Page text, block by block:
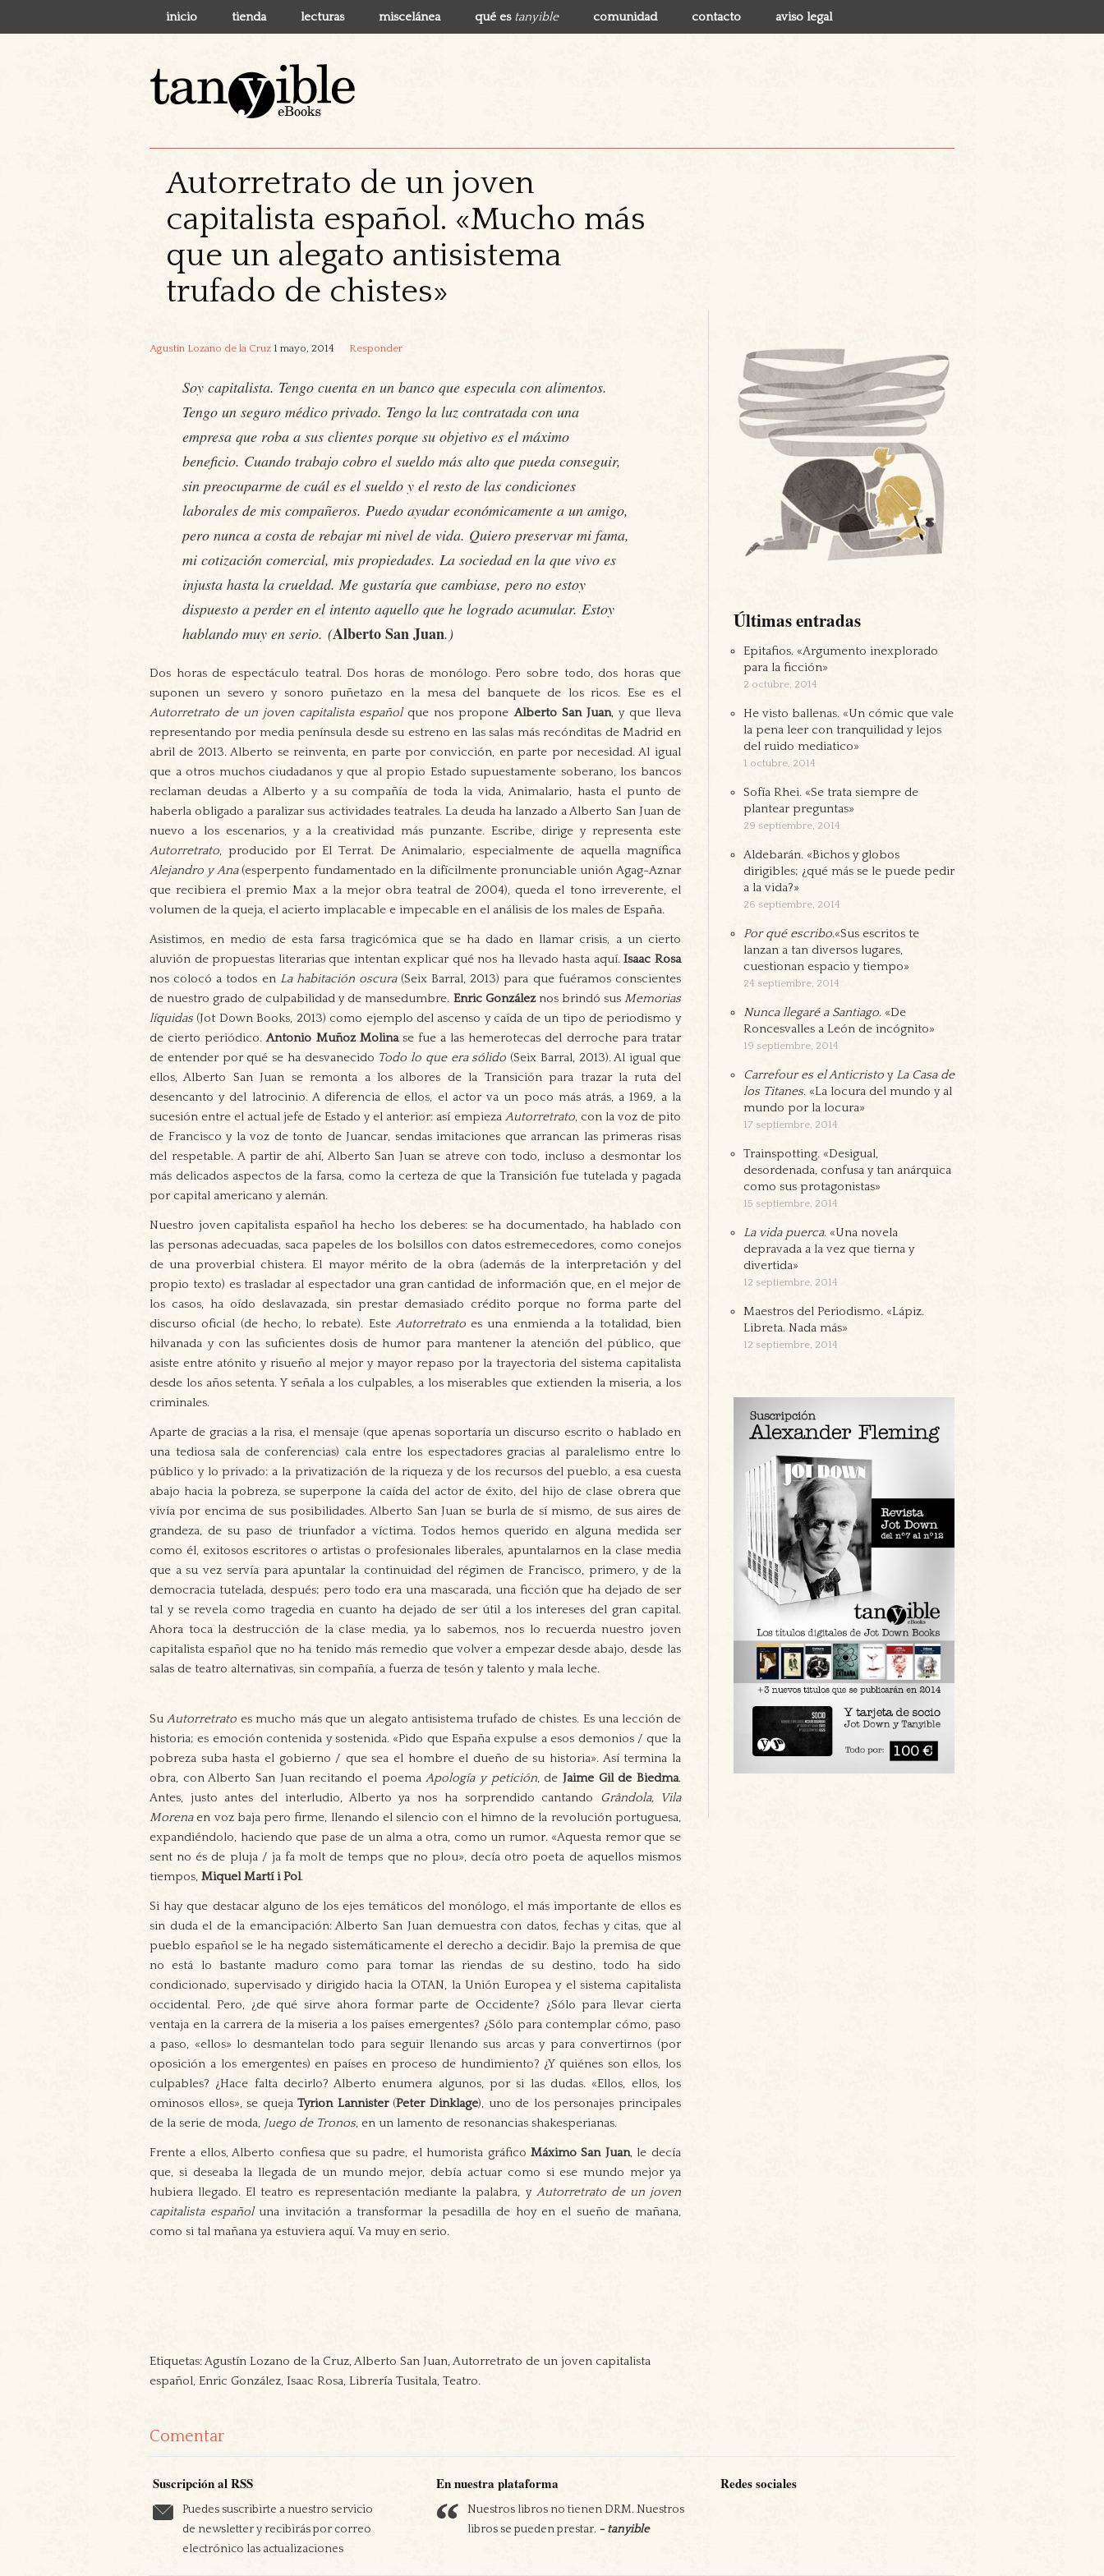
inicio tienda lecturas miscelánea qué es tanyible comunidad contacto aviso legal
Autorretrato de un joven
capitalista español. «Mucho más
que un alegato antisistema
trufado de chistes»
Agustín Lozano de la Cruz 1 mayo, 2014 Responder
Soy capitalista. Tengo cuenta en un banco que especula con alimentos.
Tengo un seguro médico privado. Tengo la luz contratada con una
empresa que roba a sus clientes porque su objetivo es el máximo
beneficio. Cuando trabajo cobro el sueldo más alto que pueda conseguir,
sin preocuparme de cuál es el sueldo y el resto de las condiciones
laborales de mis compañeros. Puedo ayudar económicamente a un amigo,
pero nunca a costa de rebajar mi nivel de vida. Quiero preservar mi fama,
mi cotización comercial, mis propiedades. La sociedad en la que vivo es
injusta hasta la crueldad. Me gustaría que cambiase, pero no estoy
dispuesto a perder en el intento aquello que he logrado acumular. Estoy
hablando muy en serio. (Alberto San Juan.)
Dos horas de espectáculo teatral. Dos horas de monólogo. Pero sobre todo, dos horas que
suponen un severo y sonoro puñetazo en la mesa del banquete de los ricos. Ese es el
Autorretrato de un joven capitalista españolque nos proponeAlberto San Juan, y que lleva
representando por media península desde su estreno en las salas más recónditas de Madrid en
abril de 2013. Alberto se reinventa, en parte por convicción, en parte por necesidad. Al igual
que a otros muchos ciudadanos y que al propio Estado supuestamente soberano, los bancos
reclaman deudas a Alberto y a su compañía de toda la vida, Animalario, hasta el punto de
haberla obligado a paralizar sus actividades teatrales. La deuda ha lanzado a Alberto San Juan de
nuevo a los escenarios, y a la creatividad más punzante. Escribe, dirige y representa este
Autorretrato, producido por El Terrat. De Animalario, especialmente de aquella magnífica
Alejandro y Ana(esperpento fundamentado en la difícilmente pronunciable unión Agag-Aznar
que recibiera el premio Max a la mejor obra teatral de 2004), queda el tono irreverente, el
volumen de la queja, el acierto implacable e impecable en el análisis de los males de España.
Asistimos, en medio de esta farsa tragicómica que se ha dado en llamar crisis, a un cierto
aluvión de propuestas literarias que intentan explicar qué nos ha llevado hasta aquí.Isaac Rosa
nos colocó a todos en La habitación oscura(Seix Barral, 2013) para que fuéramos conscientes
de nuestro grado de culpabilidad y de mansedumbre. Enric Gonzáleznos brindó sus Memorias
líquidas (Jot Down Books, 2013) como ejemplo del ascenso y caída de un tipo de periodismo y
de cierto periódico.Antonio Muñoz Molinase fue a las hemerotecas del derroche para tratar
de entender por qué se ha desvanecido Todo lo que era sólido (Seix Barral, 2013). Al igual que
ellos, Alberto San Juan se remonta a los albores de la Transición para trazar la ruta del
desencanto y del latrocinio. A diferencia de ellos, el actor va un poco más atrás, a 1969, a la
sucesión entre el actual jefe de Estado y el anterior: así empieza Autorretrato, con la voz de pito
de Francisco y la voz de tonto de Juancar, sendas imitaciones que arrancan las primeras risas
del respetable. A partir de ahí, Alberto San Juan se atreve con todo, incluso a desmontar los
más delicados aspectos de la farsa, como la certeza de que la Transición fue tutelada y pagada
por capital americano y alemán.
Nuestro joven capitalista español ha hecho los deberes: se ha documentado, ha hablado con
las personas adecuadas, saca papeles de los bolsillos con datos estremecedores, como conejos
de una proverbial chistera. El mayor mérito de la obra (además de la interpretación y del
propio texto) es trasladar al espectador una gran cantidad de información que, en el mejor de
los casos, ha oído deslavazada, sin prestar demasiado crédito porque no forma parte del
discurso oficial (de hecho, lo rebate). Este Autorretratoes una enmienda a la totalidad, bien
hilvanada y con las suficientes dosis de humor para mantener la atención del público, que
asiste entre atónito y risueño al mejor y mayor repaso por la trayectoria del sistema capitalista
desde los años setenta. Y señala a los culpables, a los miserables que extienden la miseria, a los
criminales.
Aparte de gracias a la risa, el mensaje (que apenas soportaría un discurso escrito o hablado en
una tediosa sala de conferencias) cala entre los espectadores gracias al paralelismo entre lo
público y lo privado: a la privatización de la riqueza y de los recursos del pueblo, a esa cuesta
abajo hacia la pobreza, se superpone la caída del actor de éxito, del hijo de clase obrera que
vivía por encima de sus posibilidades. Alberto San Juan se burla de sí mismo, de sus aires de
grandeza, de su paso de triunfador a víctima. Todos hemos querido en alguna medida ser
como él, exitosos escritores o artistas o profesionales liberales, apuntalarnos en la clase media
que a su vez servía para apuntalar la continuidad del régimen de Francisco, primero, y de la
democracia tutelada, después; pero todo era una mascarada, una ficción que ha dejado de ser
tal y se revela como tragedia en cuanto ha dejado de ser útil a los intereses del gran capital.
Ahora toca la destrucción de la clase media, ya lo sabemos, nos lo recuerda nuestro joven
capitalista español que no ha tenido más remedio que volver a empezar desde abajo, desde las
salas de teatro alternativas, sin compañía, a fuerza de tesón y talento y mala leche.
SuAutorretrato es mucho más que un alegato antisistema trufado de chistes. Es una lección de
historia; es emoción contenida y sostenida. «Pido que España expulse a esos demonios / que la
pobreza suba hasta el gobierno / que sea el hombre el dueño de su historia». Así termina la
obra, con Alberto San Juan recitando el poemaApología y petición, de Jaime Gil de Biedma.
Antes, justo antes del interludio, Alberto ya nos ha sorprendido cantando Grândola, Vila
Morenaen voz baja pero firme, llenando el silencio con el himno de la revolución portuguesa,
expandiéndolo, haciendo que pase de un alma a otra, como un rumor. «Aquesta remor que se
sent no és de pluja / ja fa molt de temps que no plou», decía otro poeta de aquellos mismos
tiempos, Miquel Martí i Pol.
Si hay que destacar alguno de los ejes temáticos del monólogo, el más importante de ellos es
sin duda el de la emancipación: Alberto San Juan demuestra con datos, fechas y citas, que al
pueblo español se le ha negado sistemáticamente el derecho a decidir. Bajo la premisa de que
no está lo bastante maduro como para tomar las riendas de su destino, todo ha sido
condicionado, supervisado y dirigido hacia la OTAN, la Unión Europea y el sistema capitalista
occidental. Pero, ¿de qué sirve ahora formar parte de Occidente? ¿Sólo para llevar cierta
ventaja en la carrera de la miseria a los países emergentes? ¿Sólo para contemplar cómo, paso
a paso, «ellos» lo desmantelan todo para seguir llenando sus arcas y para convertirnos (por
oposición a los emergentes) en países en proceso de hundimiento? ¿Y quiénes son ellos, los
culpables? ¿Hace falta decirlo? Alberto enumera algunos, por si las dudas. «Ellos, ellos, los
ominosos ellos», se quejaTyrion Lannister(Peter Dinklage), uno de los personajes principales
de la serie de moda, Juego de Tronos, en un lamento de resonancias shakesperianas.
Frente a ellos, Alberto confiesa que su padre, el humorista gráfico Máximo San Juan, le decía
que, si deseaba la llegada de un mundo mejor, debía actuar como si ese mundo mejor ya
hubiera llegado. El teatro es representación mediante la palabra, y Autorretrato de un joven
capitalista españoluna invitación a transformar la pesadilla de hoy en el sueño de mañana,
como si tal mañana ya estuviera aquí. Va muy en serio.
Etiquetas: Agustín Lozano de la Cruz, Alberto San Juan, Autorretrato de un joven capitalista
español, Enric González, Isaac Rosa, Librería Tusitala, Teatro.
Comentar
Últimas entradas
Epitafios. «Argumento inexplorado
para la ficción»
2 octubre, 2014
He visto ballenas. «Un cómic que vale
la pena leer con tranquilidad y lejos
del ruido mediatico»
1 octubre, 2014
Sofía Rhei. «Se trata siempre de
plantear preguntas»
29 septiembre, 2014
Aldebarán. «Bichos y globos
dirigibles; ¿qué más se le puede pedir
a la vida?»
26 septiembre, 2014
Por qué escribo.«Sus escritos te
lanzan a tan diversos lugares,
cuestionan espacio y tiempo»
24 septiembre, 2014
Nunca llegaré a Santiago. «De
Roncesvalles a León de incógnito»
19 septiembre, 2014
Carrefour es el Anticristoy La Casa de
los Titanes. «La locura del mundo y al
mundo por la locura»
17 septiembre, 2014
Trainspotting. «Desigual,
desordenada, confusa y tan anárquica
como sus protagonistas»
15 septiembre, 2014
La vida puerca. «Una novela
depravada a la vez que tierna y
divertida»
12 septiembre, 2014
Maestros del Periodismo. «Lápiz.
Libreta. Nada más»
12 septiembre, 2014
Suscripción al RSS
Puedes suscribirte a nuestro servicio
de newsletter y recibirás por correo
electrónico las actualizaciones
En nuestra plataforma
Nuestros libros no tienen DRM. Nuestros
libros se pueden prestar. - tanyible
Apostamos por nuestra economía. Nos
comprometemos a pagar los impuestos en
Redes sociales